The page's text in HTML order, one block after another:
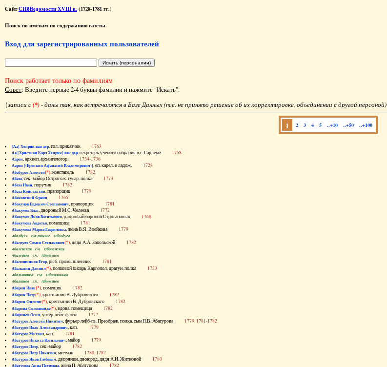
СайтСПбВедомости XVIII в. (1728-1781 гг.)
Поиск по именам по содержанию газеты.
Вход для зарегистрированных пользователей
Поиск работает только по фамилиям
Совет: Введите первые 2-4 буквы фамилии и нажмите "Искать".
{записи с(*)- даны так, как встречаются в Базе Данных (т.е. не принято решение об их корректировке, объединении с другой персоной)
1 2 3 4 5 ..+10 ..+50 ..+100
[Аа] Хенрик ван дер, гол. приказчик 1763
Аа [Христиан Карл Хенрик] ван дер, секретарь ученого собрания в г. Гарлеме 1758
Аарон, архиеп. архангелогор. 1734-1736
Аарон [(Еропкин Афанасий Владимирович)], еп. карел. и ладож. 1728
Абабуров Алексей(*), констапель 1782
Абаза, сек.-майор Острогож. гусар. полка 1773
Абаза Иван, поручик 1782
Абаза Константин, прапорщик 1779
Абаковский Франц 1765
Абакулов Евдоким Степанович, прапорщик 1781
Абакумов Влас, дворовый М.С. Челеева 1772
Абакумов Яков Васильевич, дворовый баронов Строгановых 1768
Абакумова Авдотья, помещица 1781
Абакумова Мария Гавриловна, жена В.Я. Воейкова 1779
Абалдуев см. также Оболдуев
Абалдуев Семен Степанович(*), дядя А.А. Запольской 1782
Абаленская см. Оболенская
Абалешев см. Аболешев
Абалишников Егор, рыб. промышленник 1781
Абалыхин Даниил(*), полковой писарь Каргопол. драгун. полка 1733
Абальянинов см. Обольянинов
Абаляшев см. Аболешев
Абарин Иван(*), помещик 1782
Абарин Петр(*), крестьянин В. Дубровского 1782
Абарин Филипп(*), крестьянин В. Дубровского 1782
Абарина Соломонида(*), вдова, помещица 1782
Абаринов Осип, унтер-лейт. флота 1777
Абатуров Алексей Никитич, фурьер лейб-гв. Преображ. полка, сын Н.В. Абатурова 1779, 1781-1782
Абатуров Иван Александрович, кап. 1779
Абатуров Михаил, кап. 1781
Абатуров Никита Васильевич, майор 1779
Абатуров Петр, сек.-майор 1782
Абатуров Петр Никитич, мичман 1780, 1782
Абатуров Яков Глебович, дворянин, двоюрод. дядя А.И. Житновой 1780
Абатурова Анна Петровна, жена П. Абатурова 1782